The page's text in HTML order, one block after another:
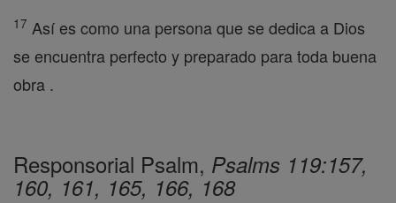
17 Así es como una persona que se dedica a Dios
se encuentra perfecto y preparado para toda buena
obra .
Responsorial Psalm, Psalms 119:157,
160, 161, 165, 166, 168